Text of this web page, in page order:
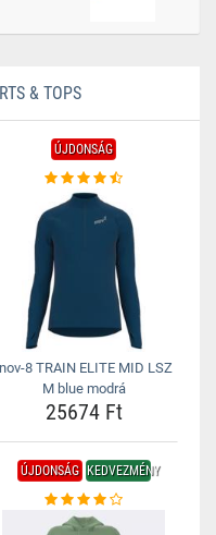
& TOPS
ÚJDONSÁG
8 TRAIN ELITE MID LSZ
M blue modrá
25674 Ft
ÚJDONSÁG KEDVEZMÉNY